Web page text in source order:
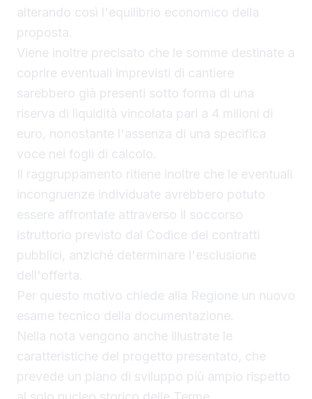
alterando così l'equilibrio economico della
proposta.
Viene inoltre precisato che le somme destinate a
coprire eventuali imprevisti di cantiere
sarebbero già presenti sotto forma di una
riserva di liquidità vincolata pari a 4 milioni di
euro, nonostante l'assenza di una specifica
voce nei fogli di calcolo.
Il raggruppamento ritiene inoltre che le eventuali
incongruenze individuate avrebbero potuto
essere affrontate attraverso il soccorso
istruttorio previsto dal Codice dei contratti
pubblici, anziché determinare l'esclusione
dell'offerta.
Per questo motivo chiede alla Regione un nuovo
esame tecnico della documentazione.
Nella nota vengono anche illustrate le
caratteristiche del progetto presentato, che
prevede un piano di sviluppo più ampio rispetto